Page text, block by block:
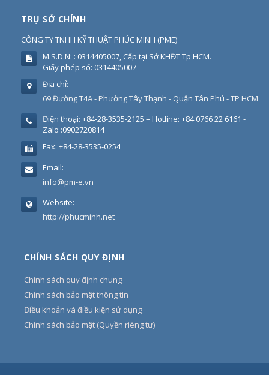
TRỤ SỞ CHÍNH
CÔNG TY TNHH KỸ THUẬT PHÚC MINH (PME)
M.S.D.N: : 0314405007, Cấp tại Sở KHĐT Tp HCM.
Giấy phép số: 0314405007
Địa chỉ:
69 Đường T4A - Phường Tây Thạnh - Quận Tân Phú - TP HCM
Điện thoại: +84-28-3535-2125 – Hotline: +84 0766 22 6161 -
Zalo :0902720814
Fax: +84-28-3535-0254
Email:
info@pm-e.vn
Website:
http://phucminh.net
CHÍNH SÁCH QUY ĐỊNH
Chính sách quy định chung
Chính sách bảo mật thông tin
Điều khoản và điều kiện sử dụng
Chính sách bảo mật (Quyền riêng tư)